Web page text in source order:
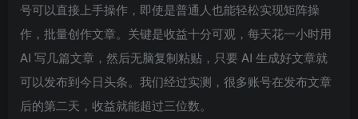
号可以直接上手操作，即使是普通人也能轻松实现矩阵操
作，批量创作文章。关键是收益十分可观，每天花一小时用
AI 写几篇文章，然后无脑复制粘贴，只要 AI 生成好文章就
可以发布到今日头条。我们经过实测，很多账号在发布文章
后的第二天，收益就能超过三位数。